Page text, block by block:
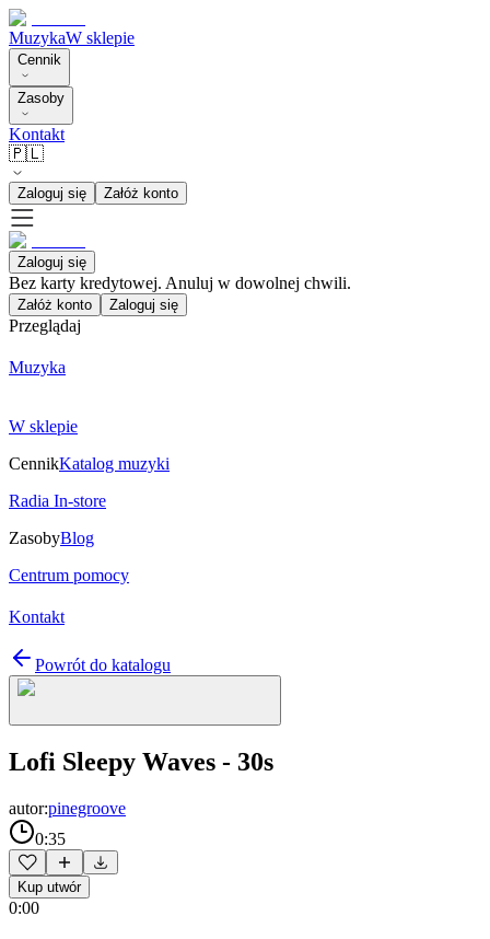
MuzykaW sklepie
Cennik
Zasoby
Kontakt
🇵🇱
Zaloguj się Załóż konto
Zaloguj się
Bez karty kredytowej. Anuluj w dowolnej chwili.
Załóż konto Zaloguj się
Przeglądaj
Muzyka
W sklepie
CennikKatalog muzyki
Radia In-store
ZasobyBlog
Centrum pomocy
Kontakt
Powrót do katalogu
Lofi Sleepy Waves - 30s
autor:pinegroove
0:35
Kup utwór
0:00